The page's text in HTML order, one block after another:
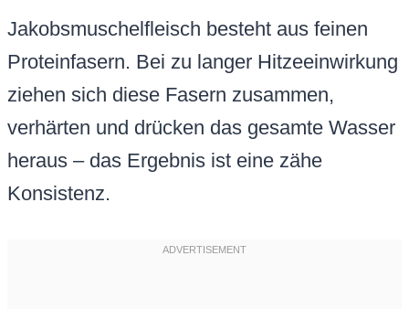
Jakobsmuschelfleisch besteht aus feinen
Proteinfasern. Bei zu langer Hitzeeinwirkung
ziehen sich diese Fasern zusammen,
verhärten und drücken das gesamte Wasser
heraus – das Ergebnis ist eine zähe
Konsistenz.